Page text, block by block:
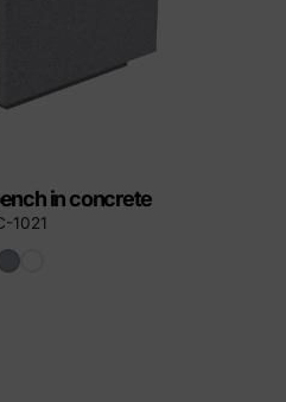
in concrete
1021